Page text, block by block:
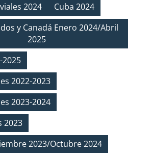
2024
Cuba 2024
y Canadá Enero 2024/Abril
2025
2025
2022-2023
2023-2024
2023
2023/Octubre 2024